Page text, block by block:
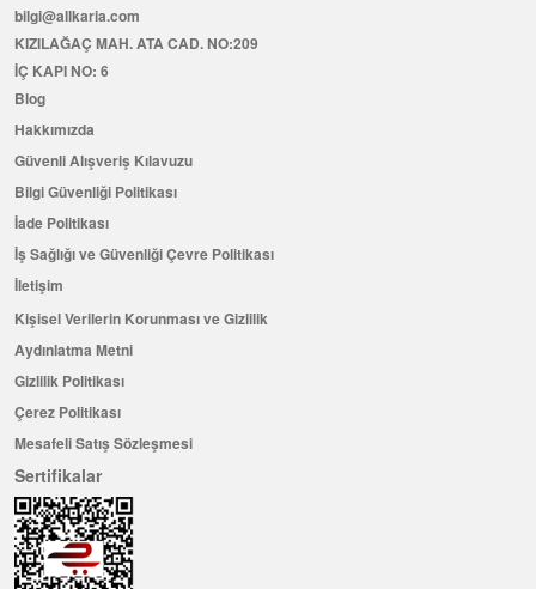
bilgi@allkaria.com
KIZILAĞAÇ MAH. ATA CAD. NO:209
İÇ KAPI NO: 6
Blog
Hakkımızda
Güvenli Alışveriş Kılavuzu
Bilgi Güvenliği Politikası
İade Politikası
İş Sağlığı ve Güvenliği Çevre Politikası
İletişim
Kişisel Verilerin Korunması ve Gizlilik
Aydınlatma Metni
Gizlilik Politikası
Çerez Politikası
Mesafeli Satış Sözleşmesi
Sertifikalar